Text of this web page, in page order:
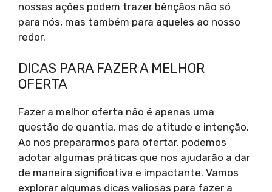
nossas ações podem trazer bênçãos não só
para nós, mas também para aqueles ao nosso
redor.
DICAS PARA FAZER A MELHOR
OFERTA
Fazer a melhor oferta não é apenas uma
questão de quantia, mas de atitude e intenção.
Ao nos prepararmos para ofertar, podemos
adotar algumas práticas que nos ajudarão a dar
de maneira significativa e impactante. Vamos
explorar algumas dicas valiosas para fazer a